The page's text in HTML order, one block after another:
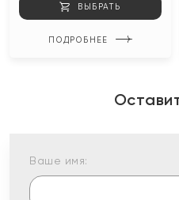
ВЫБРАТЬ
ПОДРОБНЕЕ
Ваше имя: